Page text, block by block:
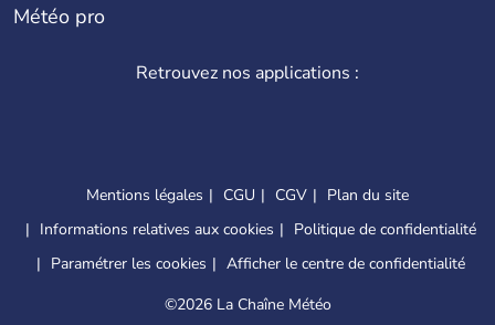
Météo pro
Retrouvez nos applications :
Mentions légales CGU CGV
Plan du site
Informations relatives aux cookies
Politique de confidentialité
Paramétrer les cookies
Afficher le centre de confidentialité
©2026 La Chaîne Météo